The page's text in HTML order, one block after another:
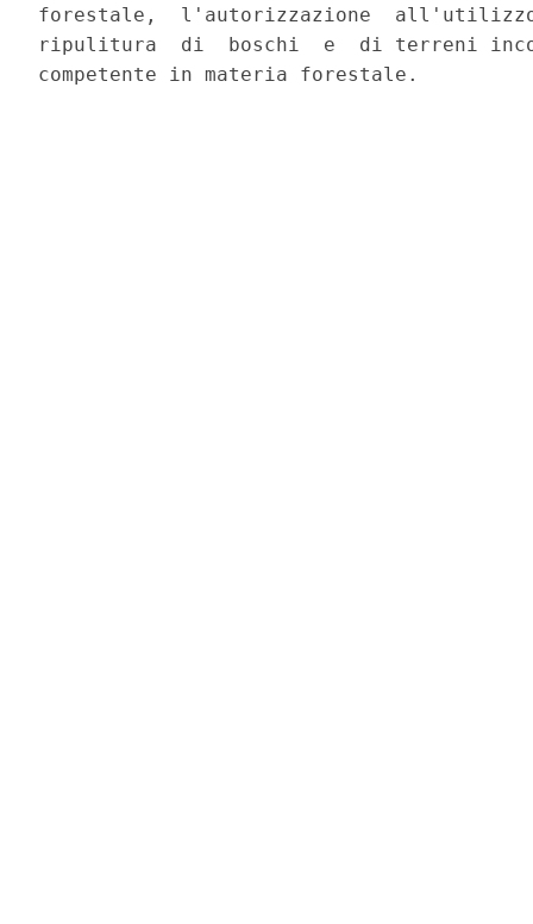
forestale,  l'autorizzazione  all'utilizzo
ripulitura  di  boschi  e  di terreni